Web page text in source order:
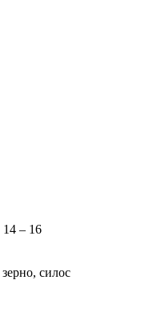
14 – 16
зерно, силос